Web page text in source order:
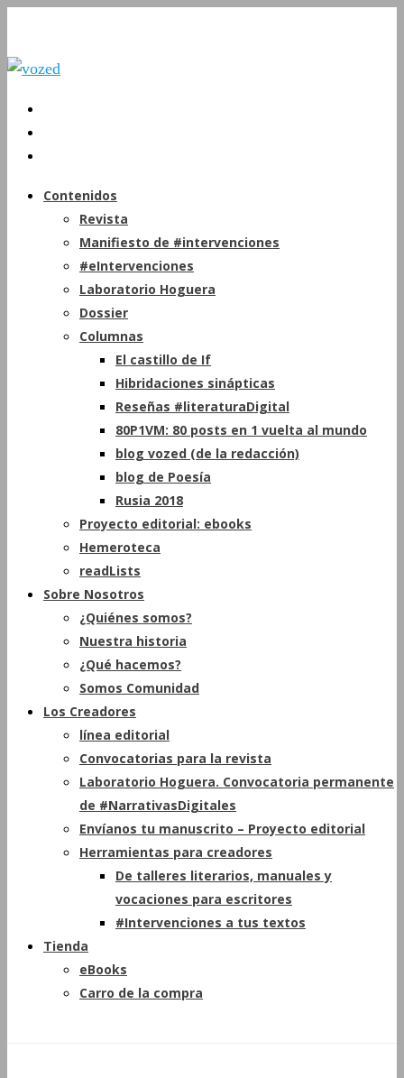
Contenidos
Revista
Manifiesto de #intervenciones
#eIntervenciones
Laboratorio Hoguera
Dossier
Columnas
El castillo de If
Hibridaciones sinápticas
Reseñas #literaturaDigital
80P1VM: 80 posts en 1 vuelta al mundo
blog vozed (de la redacción)
blog de Poesía
Rusia 2018
Proyecto editorial: ebooks
Hemeroteca
readLists
Sobre Nosotros
¿Quiénes somos?
Nuestra historia
¿Qué hacemos?
Somos Comunidad
Los Creadores
línea editorial
Convocatorias para la revista
Laboratorio Hoguera. Convocatoria permanente
de #NarrativasDigitales
Envíanos tu manuscrito – Proyecto editorial
Herramientas para creadores
De talleres literarios, manuales y
vocaciones para escritores
#Intervenciones a tus textos
Tienda
eBooks
Carro de la compra